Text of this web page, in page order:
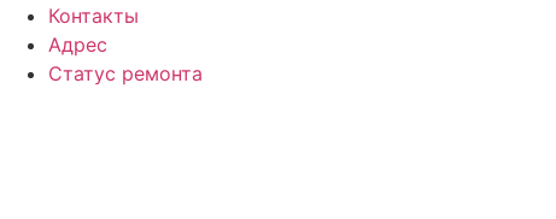
Контакты
Адрес
Статус ремонта